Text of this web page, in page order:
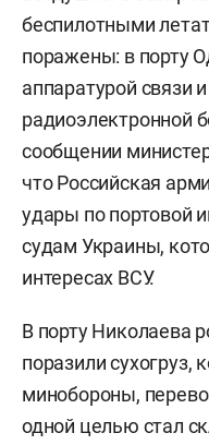
беспилотными
поражены: в порту
аппаратурой связи
радиоэлектронной
сообщении
что Российская
удары по портовой
судам Украины,
интересах ВСУ.
В порту Николаева
поразили сухогруз,
минобороны,
одной целью стал